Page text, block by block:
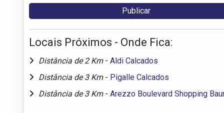
Locais Próximos - Onde Fica:
Distância de 2 Km - Aldi Calcados
Distância de 3 Km - Pigalle Calcados
Distância de 3 Km - Arezzo Boulevard Shopping